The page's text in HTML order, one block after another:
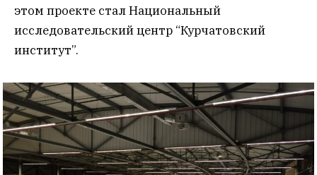
этом проекте стал Национальный
исследовательский центр “Курчатовский
институт”.